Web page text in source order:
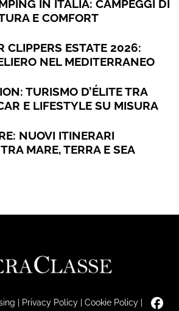
IN ITALIA: CAMPEGGI DI
E COMFORT
CLIPPERS ESTATE 2026:
NEL MEDITERRANEO
TURISMO D’ÉLITE TRA
E LIFESTYLE SU MISURA
NUOVI ITINERARI
MARE, TERRA E SEA
| Privacy Policy| Cookie Policy|